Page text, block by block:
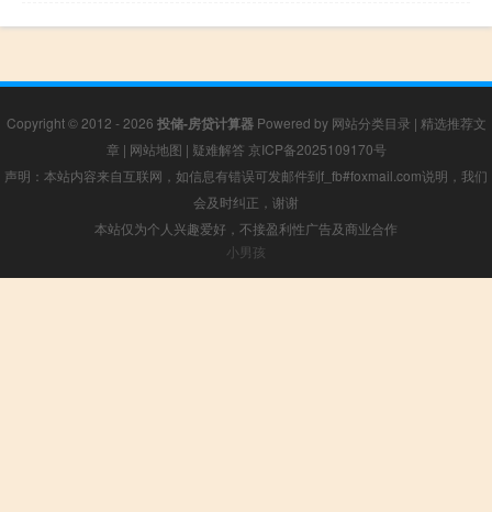
Copyright © 2012 - 2026 投储-房贷计算器Powered by 网站分类目录 | 精选推荐文
章 | 网站地图 | 疑难解答 京ICP备2025109170号
声明：本站内容来自互联网，如信息有错误可发邮件到f_fb#foxmail.com说明，我们
会及时纠正，谢谢
本站仅为个人兴趣爱好，不接盈利性广告及商业合作
小男孩